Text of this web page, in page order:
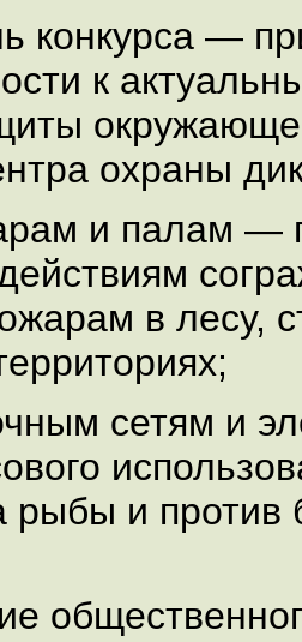
конкурса —
к
охраны
и палам —
в лесу,
сетям и
рыбы и против